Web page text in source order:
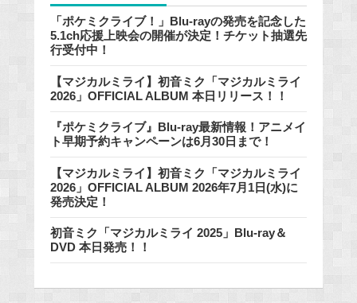
「ポケミクライブ！」Blu-rayの発売を記念した
5.1ch応援上映会の開催が決定！チケット抽選先
行受付中！
【マジカルミライ】初音ミク「マジカルミライ
2026」OFFICIAL ALBUM 本日リリース！！
『ポケミクライブ』Blu-ray最新情報！アニメイ
ト早期予約キャンペーンは6月30日まで！
【マジカルミライ】初音ミク「マジカルミライ
2026」OFFICIAL ALBUM 2026年7月1日(水)に
発売決定！
初音ミク「マジカルミライ 2025」Blu-ray＆
DVD 本日発売！！